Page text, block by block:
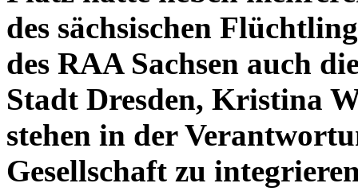
des sächsischen
des RAA Sachsen auch
Stadt Dresden, Kristina
stehen in der
Gesellschaft zu